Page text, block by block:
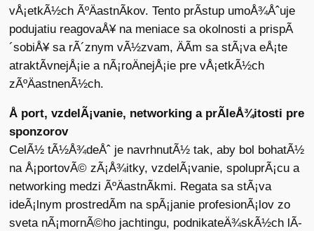
vÅ¡etkÃ½ch ÃºÄastnÃ­kov. Tento prÃ­stup umoÅ¾Åˆuje
podujatiu reagovaÅ¥ na meniace sa okolnosti a prispÃ
´sobiÅ¥ sa rÃ´znym vÃ½zvam, ÄÃ­m sa stÃ¡va eÅ¡te
atraktÃ­vnejÅ¡ie a nÃ¡roÄnejÅ¡ie pre vÅ¡etkÃ½ch
zÃºÄastnenÃ½ch.
Å port, vzdelÃ¡vanie, networking a prÃ­leÅ¾itosti pre
sponzorov
CelÃ½ tÃ½Å¾deÅˆ je navrhnutÃ½ tak, aby bol bohatÃ½
na Å¡portovÃ© zÃ¡Å¾itky, vzdelÃ¡vanie, spoluprÃ¡cu a
networking medzi ÃºÄastnÃ­kmi. Regata sa stÃ¡va
ideÃ¡lnym prostredÃ­m na spÃ¡janie profesionÃ¡lov zo
sveta nÃ¡mornÃ©ho jachtingu, podnikateÄ¾skÃ½ch lÃ­